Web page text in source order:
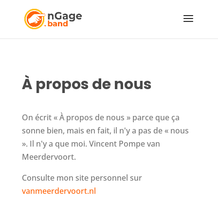
À propos de nous
On écrit « À propos de nous » parce que ça
sonne bien, mais en fait, il n'y a pas de « nous
». Il n'y a que moi. Vincent Pompe van
Meerdervoort.
Consulte mon site personnel sur
vanmeerdervoort.nl